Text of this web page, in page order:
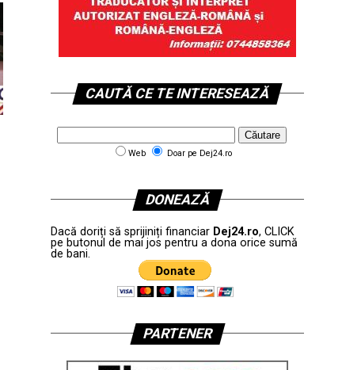
CAUTĂ CE TE INTERESEAZĂ
Web Doar pe Dej24.ro
DONEAZĂ
Dacă doriți să sprijiniți financiar Dej24.ro, CLICK
pe butonul de mai jos pentru a dona orice sumă
de bani.
PARTENER